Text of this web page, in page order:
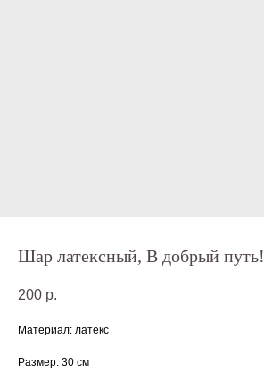
Шар латексный, В добрый путь!
200 р.
Материал: латекс
Размер: 30 см